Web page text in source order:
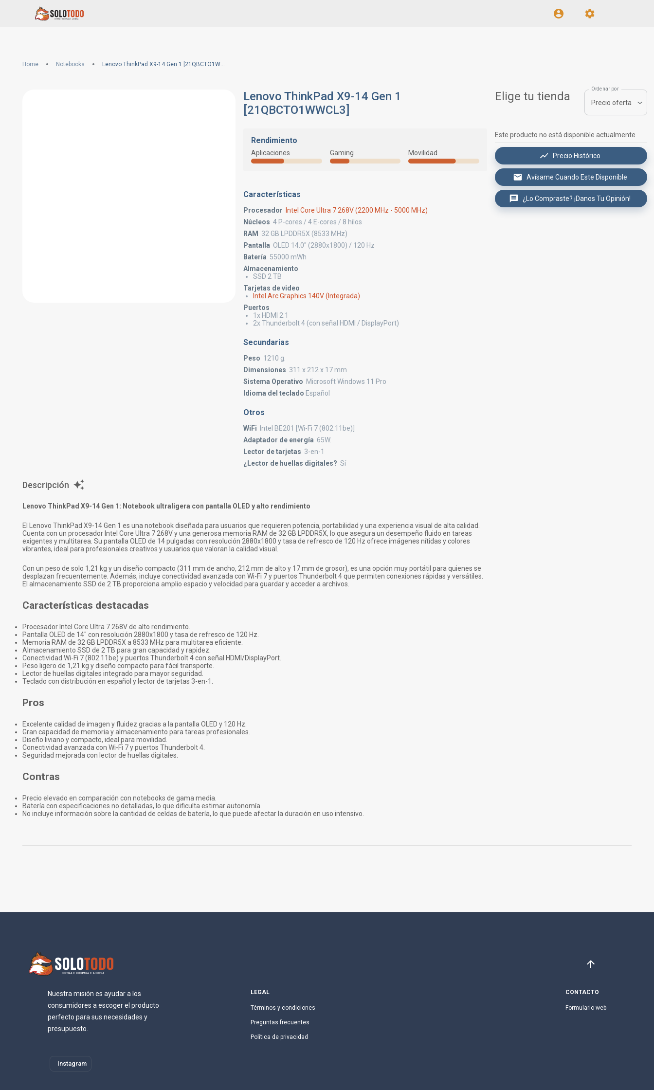
Home Notebooks Lenovo ThinkPad X9-14 Gen 1 [21QBCTO1WWCL3]
Lenovo ThinkPad X9-14 Gen 1
[21QBCTO1WWCL3]
Rendimiento
Aplicaciones Gaming Movilidad
Características
Procesador
Intel Core Ultra 7 268V (2200 MHz - 5000 MHz)
Núcleos 4 P-cores / 4 E-cores / 8 hilos
RAM
32 GB LPDDR5X (8533 MHz)
Pantalla OLED 14.0" (2880x1800) / 120 Hz
Batería 55000 mWh
Almacenamiento
SSD 2 TB
Tarjetas de video
Intel Arc Graphics 140V (Integrada)
Puertos
1x HDMI 2.1
2x Thunderbolt 4 (con señal HDMI / DisplayPort)
Secundarias
Peso 1210 g.
Dimensiones 311 x 212 x 17 mm
Sistema Operativo Microsoft Windows 11 Pro
Idioma del teclado Español
Otros
WiFi
Intel BE201 [Wi-Fi 7 (802.11be)]
Adaptador de energía 65W.
Lector de tarjetas 3-en-1
¿Lector de huellas digitales? Sí
Elige tu tienda
Ordenar por
Precio oferta
Este producto no está disponible actualmente
Precio Histórico
Avísame Cuando Este Disponible
¿Lo Compraste? ¡Danos Tu Opinión!
Descripción
Lenovo ThinkPad X9-14 Gen 1: Notebook ultraligera con pantalla OLED y alto rendimiento
El Lenovo ThinkPad X9-14 Gen 1 es una notebook diseñada para usuarios que requieren potencia, portabilidad y una experiencia visual de alta calidad.
Cuenta con un procesador Intel Core Ultra 7 268V y una generosa memoria RAM de 32 GB LPDDR5X, lo que asegura un desempeño fluido en tareas
exigentes y multitarea. Su pantalla OLED de 14 pulgadas con resolución 2880x1800 y tasa de refresco de 120 Hz ofrece imágenes nítidas y colores
vibrantes, ideal para profesionales creativos y usuarios que valoran la calidad visual.
Con un peso de solo 1,21 kg y un diseño compacto (311 mm de ancho, 212 mm de alto y 17 mm de grosor), es una opción muy portátil para quienes se
desplazan frecuentemente. Además, incluye conectividad avanzada con Wi-Fi 7 y puertos Thunderbolt 4 que permiten conexiones rápidas y versátiles.
El almacenamiento SSD de 2 TB proporciona amplio espacio y velocidad para guardar y acceder a archivos.
Características destacadas
Procesador Intel Core Ultra 7 268V de alto rendimiento.
Pantalla OLED de 14" con resolución 2880x1800 y tasa de refresco de 120 Hz.
Memoria RAM de 32 GB LPDDR5X a 8533 MHz para multitarea eficiente.
Almacenamiento SSD de 2 TB para gran capacidad y rapidez.
Conectividad Wi-Fi 7 (802.11be) y puertos Thunderbolt 4 con señal HDMI/DisplayPort.
Peso ligero de 1,21 kg y diseño compacto para fácil transporte.
Lector de huellas digitales integrado para mayor seguridad.
Teclado con distribución en español y lector de tarjetas 3-en-1.
Pros
Excelente calidad de imagen y fluidez gracias a la pantalla OLED y 120 Hz.
Gran capacidad de memoria y almacenamiento para tareas profesionales.
Diseño liviano y compacto, ideal para movilidad.
Conectividad avanzada con Wi-Fi 7 y puertos Thunderbolt 4.
Seguridad mejorada con lector de huellas digitales.
Contras
Precio elevado en comparación con notebooks de gama media.
Batería con especificaciones no detalladas, lo que dificulta estimar autonomía.
No incluye información sobre la cantidad de celdas de batería, lo que puede afectar la duración en uso intensivo.
Nuestra misión es ayudar a los
consumidores a escoger el producto
perfecto para sus necesidades y
presupuesto.
Instagram
LEGAL
Términos y condiciones
Preguntas frecuentes
Política de privacidad
CONTACTO
Formulario web